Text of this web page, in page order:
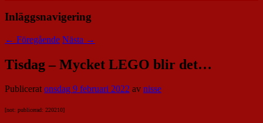
Inläggsnavigering
← Föregående Nästa →
Tisdag – Mycket LEGO blir det…
Publiceratonsdag 9 februari 2022 av nisse
[not: publicerad: 220210]